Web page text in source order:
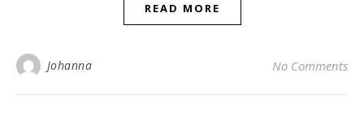
READ MORE
Johanna No Comments